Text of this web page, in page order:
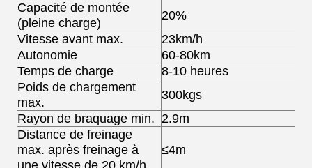
Capacité de montée
(pleine charge)
20%
Vitesse avant max.
23km/h
Autonomie
60-80km
Temps de charge
8-10 heures
Poids de chargement
max.
300kgs
Rayon de braquage min. 2.9m
Distance de freinage
max. après freinage à
une vitesse de 20 km/h
≤4m